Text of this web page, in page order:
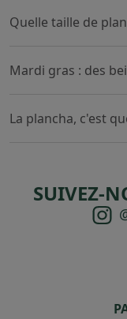
Quelle taille de
Mardi gras : des
La plancha, c'est
SUIVEZ-